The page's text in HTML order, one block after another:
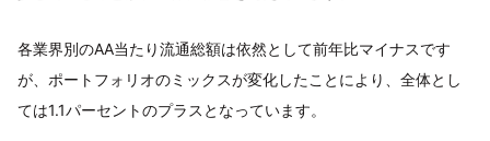
各業界別のAA当たり流通総額は依然として前年比マイナスです
が、ポートフォリオのミックスが変化したことにより、全体とし
ては1.1パーセントのプラスとなっています。